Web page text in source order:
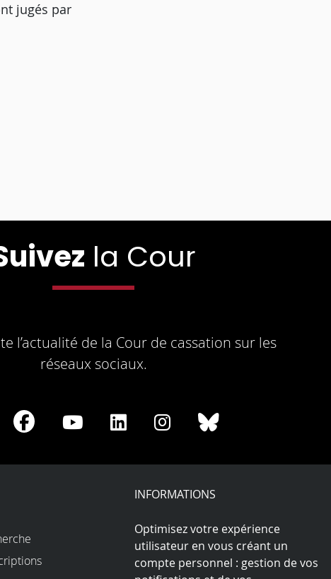
jugés par
la Cour
l’actualité de la Cour de cassation sur les
réseaux sociaux.
Share
Facebook
Share
Youtube
Share
LinkedIn
Share
Instagram
Share
Bluesky
INFORMATIONS
Optimisez votre expérience
utilisateur en vous créant un
compte personnel : gestion de vos